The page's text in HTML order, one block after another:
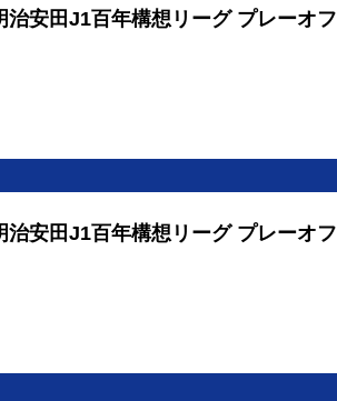
安田J1百年構想リーグ プレーオフ
安田J1百年構想リーグ プレーオフ